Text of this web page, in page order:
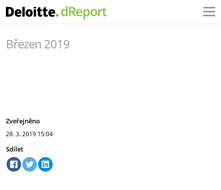
Březen 2019
Zveřejněno
28. 3. 2019 15:04
Sdílet